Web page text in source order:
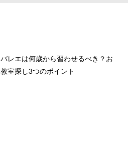
バレエは何歳から習わせるべき？お
教室探し3つのポイント